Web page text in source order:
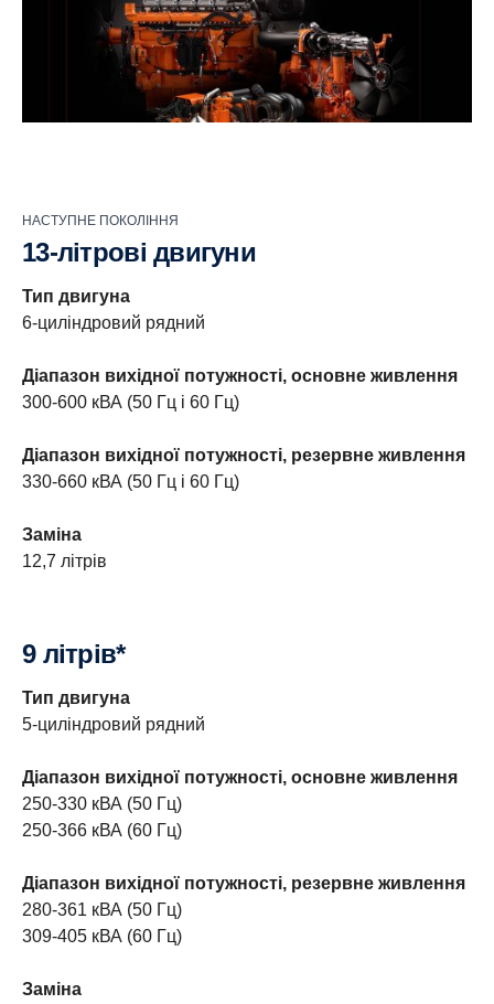
НАСТУПНЕ ПОКОЛІННЯ
13-літрові двигуни
Тип двигуна
6-циліндровий рядний
Діапазон вихідної потужності, основне живлення
300-600 кВА (50 Гц і 60 Гц)
Діапазон вихідної потужності, резервне живлення
330-660 кВА (50 Гц і 60 Гц)
Заміна
12,7 літрів
9 літрів*
Тип двигуна
5-циліндровий рядний
Діапазон вихідної потужності, основне живлення
250-330 кВА (50 Гц)
250-366 кВА (60 Гц)
Діапазон вихідної потужності, резервне живлення
280-361 кВА (50 Гц)
309-405 кВА (60 Гц)
Заміна